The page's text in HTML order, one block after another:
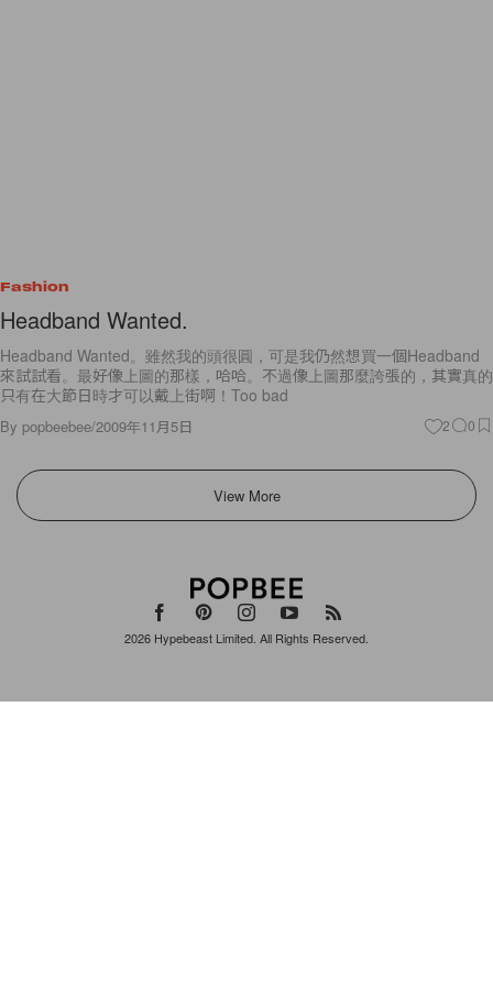
Fashion
Headband Wanted.
Headband Wanted。雖然我的頭很圓，可是我仍然想買一個Headband
來試試看。最好像上圖的那樣，哈哈。不過像上圖那麼誇張的，其實真的
只有在大節日時才可以戴上街啊！Too bad
By popbeebee/2009年11月5日 2 0
View More
2026 Hypebeast Limited. All Rights Reserved.